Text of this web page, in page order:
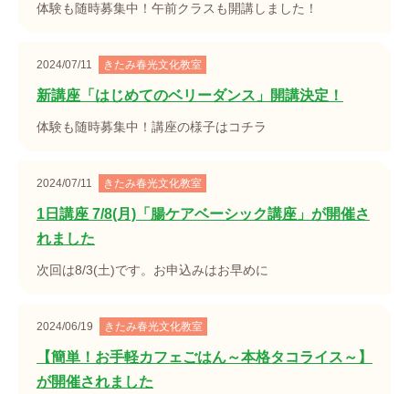
体験も随時募集中！午前クラスも開講しました！
2024/07/11 きたみ春光文化教室
新講座「はじめてのベリーダンス」開講決定！
体験も随時募集中！講座の様子はコチラ
2024/07/11 きたみ春光文化教室
1日講座 7/8(月)「腸ケアベーシック講座」が開催さ
れました
次回は8/3(土)です。お申込みはお早めに
2024/06/19 きたみ春光文化教室
【簡単！お手軽カフェごはん～本格タコライス～】
が開催されました